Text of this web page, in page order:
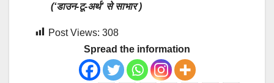
(‘डाउन-टू-अर्थ’ से साभार )
Post Views: 308
Spread the information